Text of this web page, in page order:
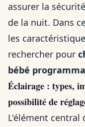
assurer la
de la nuit. Dans
les
rechercher pour
bébé
Éclairage : types,
possibilité de
L'élément central